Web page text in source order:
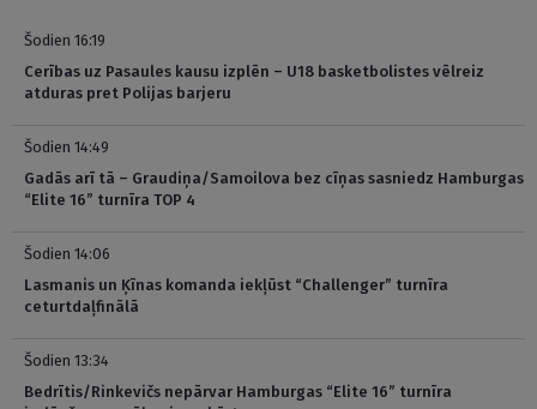
Šodien 16:19
Cerības uz Pasaules kausu izplēn – U18 basketbolistes vēlreiz
atduras pret Polijas barjeru
Šodien 14:49
Gadās arī tā – Graudiņa/Samoilova bez cīņas sasniedz Hamburgas
“Elite 16” turnīra TOP 4
Šodien 14:06
Lasmanis un Ķīnas komanda iekļūst “Challenger” turnīra
ceturtdaļfinālā
Šodien 13:34
Bedrītis/Rinkevičs nepārvar Hamburgas “Elite 16” turnīra